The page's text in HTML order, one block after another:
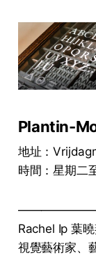
Plantin-
地址：
時間：星期二
Rachel Ip 葉
視覺藝術家、